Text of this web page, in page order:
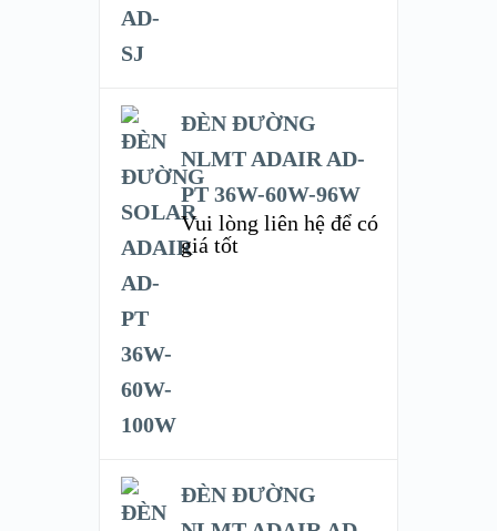
ĐÈN ĐƯỜNG
NLMT ADAIR AD-
PT 36W-60W-96W
Vui lòng liên hệ để có
giá tốt
ĐÈN ĐƯỜNG